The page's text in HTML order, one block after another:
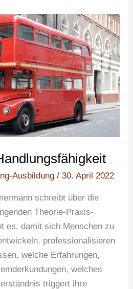
Ausbildung /30. April 2022
schreibt über die
Theorie-Praxis-
es, damit sich Menschen zu
professionalisieren
welche Erfahrungen,
welches
triggert ihre